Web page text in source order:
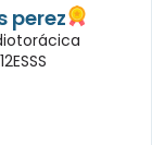
perez